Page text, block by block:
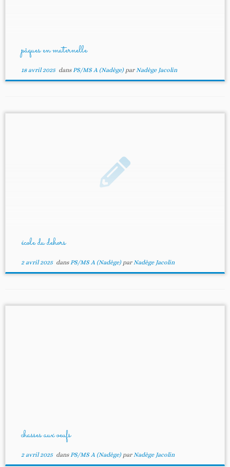
pâques en maternelle
18 avril 2025dansPS/MS A (Nadège) parNadège Jacolin
école du dehors
2 avril 2025dansPS/MS A (Nadège) parNadège Jacolin
chasses aux oeufs
2 avril 2025dansPS/MS A (Nadège) parNadège Jacolin